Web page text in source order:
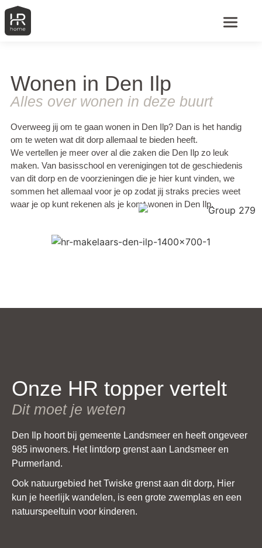
Wonen in Den Ilp
Alles over wonen in deze buurt
Overweeg jij om te gaan wonen in Den Ilp? Dan is het handig
om te weten wat dit dorp allemaal te bieden heeft.
We vertellen je meer over al die zaken die Den Ilp zo leuk
maken. Van basisschool en verenigingen tot de geschiedenis
van dit dorp en de voorzieningen die je hier kunt vinden, we
sommen het allemaal voor je op zodat jij straks precies weet
waar je op kunt rekenen als je komt wonen in Den Ilp.
Onze HR topper vertelt
Dit moet je weten
Den Ilp hoort bij gemeente Landsmeer en heeft ongeveer
985 inwoners. Het lintdorp grenst aan Landsmeer en
Purmerland.
Ook natuurgebied het Twiske grenst aan dit dorp, Hier
kun je heerlijk wandelen, is een grote zwemplas en een
natuurspeeltuin voor kinderen.